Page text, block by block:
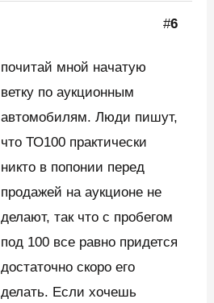
#6
почитай мной начатую
ветку по аукционным
автомобилям. Люди пишут,
что ТО100 практически
никто в попонии перед
продажей на аукционе не
делают, так что с пробегом
под 100 все равно придется
достаточно скоро его
делать. Если хочешь